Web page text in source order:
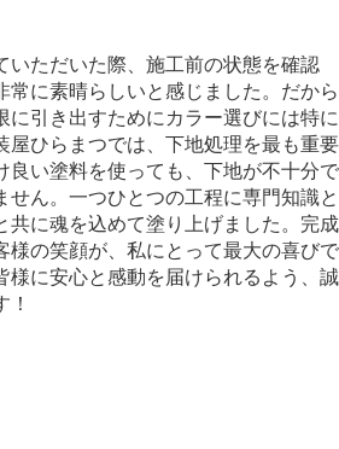
いただいた際、施工前の状態を確認
常に素晴らしいと感じました。だから
に引き出すためにカラー選びには特に
屋ひらまつでは、下地処理を最も重要
良い塗料を使っても、下地が不十分で
せん。一つひとつの工程に専門知識と
共に魂を込めて塗り上げました。完成
様の笑顔が、私にとって最大の喜びで
様に安心と感動を届けられるよう、誠